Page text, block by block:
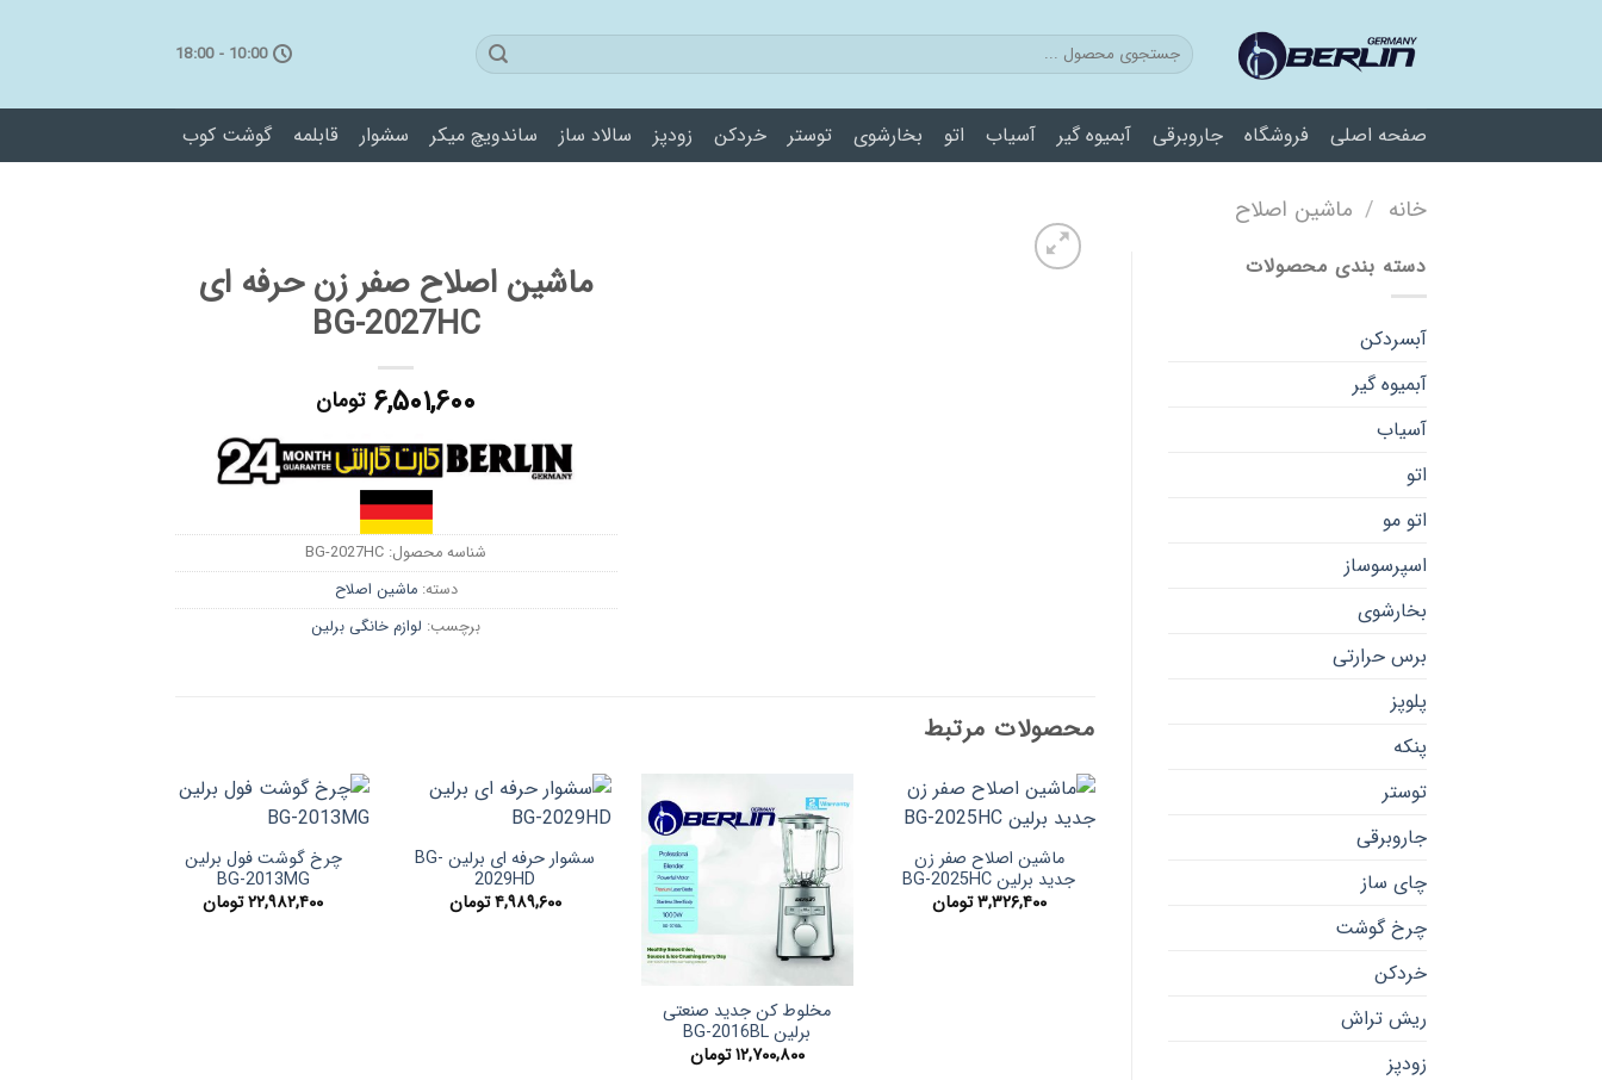
10:00 - 18:00
صفحه اصلی فروشگاه جاروبرقی آبمیوه گیر آسیاب اتو بخارشوی توستر خردکن زودپز سالاد ساز ساندویچ میکر سشوار قابلمه گوشت کوب
خانه / ماشین اصلاح
دسته بندی محصولات
آبسردکن
آبمیوه گیر
آسیاب
اتو
اتو مو
اسپرسوساز
بخارشوی
برس حرارتی
پلوپز
پنکه
توستر
جاروبرقی
چای ساز
چرخ گوشت
خردکن
ریش تراش
زودپز
ماشین اصلاح صفر زن حرفه ای
BG-2027HC
۶,۵۰۱,۶۰۰ تومان
شناسه محصول: BG-2027HC
دسته:ماشین اصلاح
برچسب: لوازم خانگی برلین
محصولات مرتبط
ماشین اصلاح صفر زن
جدید برلین BG-2025HC
۳,۳۲۶,۴۰۰تومان
مخلوط کن جدید صنعتی
برلین BG-2016BL
۱۲,۷۰۰,۸۰۰تومان
سشوار حرفه ای برلین BG-
2029HD
۴,۹۸۹,۶۰۰تومان
چرخ گوشت فول برلین
BG-2013MG
۲۲,۹۸۲,۴۰۰تومان